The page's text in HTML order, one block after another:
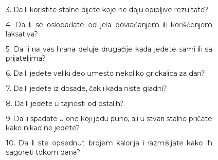
3. Da li koristite stalne dijete koje ne daju opipljive rezultate?
4. Da li se oslobađate od jela povraćanjem ili korišćenjem
laksativa?
5. Da li na vas hrana deluje drugačije kada jedete sami ili sa
prijateljima?
6. Da li jedete veliki deo umesto nekoliko grickalica za dan?
7. Da li jedete iz dosade, čak i kada niste gladni?
8. Da li jedete u tajnosti od ostalih?
9. Da li spadate u one koji jedu puno, ali u stvari stalno pričate
kako nikad ne jedete?
10. Da li ste opsednut brojem kalorija i razmišljate kako ih
sagoreti tokom dana?